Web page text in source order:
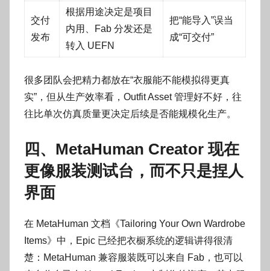
交付
发布
根据用途决定是项目
内用、Fab 分发还是
转入 UEFN
把“能导入”误当
成“可交付”
很多团队会把精力都放在“衣服能不能模拟得更真
实”，但从生产效率看，Outfit Asset 管理好不好，往
往比单次仿真质量更决定后续是否能规模化生产。
四、MetaHuman Creator 现在
更像服装测试台，而不只是捏人
界面
在 MetaHuman 文档《Tailoring Your Own Wardrobe
Items》中，Epic 已经把衣橱系统的逻辑讲得很清
楚：MetaHuman 兼容服装既可以来自 Fab，也可以